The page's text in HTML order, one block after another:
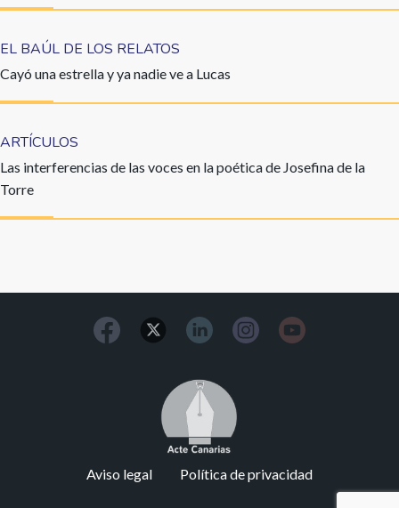
EL BAÚL DE LOS RELATOS
Cayó una estrella y ya nadie ve a Lucas
ARTÍCULOS
Las interferencias de las voces en la poética de Josefina de la
Torre
Image
Aviso legal Política de privacidad